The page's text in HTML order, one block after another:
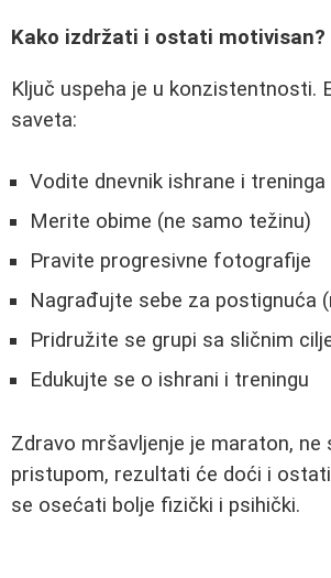
Kako izdržati i ostati motivisan?
Ključ uspeha je u konzistentnosti.
saveta:
Vodite dnevnik ishrane i treninga
Merite obime (ne samo težinu)
Pravite progresivne fotografije
Nagrađujte sebe za postignuća
Pridružite se grupi sa sličnim
Edukujte se o ishrani i treningu
Zdravo mršavljenje je maraton, ne
pristupom, rezultati će doći i
se osećati bolje fizički i psihički.